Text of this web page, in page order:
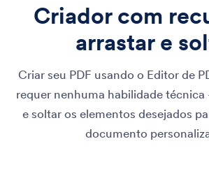
Criador com
arrastar e
Criar seu PDF usando o Editor de
requer nenhuma habilidade
e soltar os elementos desejados
documento